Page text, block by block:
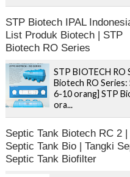
STP Biotech IPAL
List Produk Biotech | STP
Biotech RO Series
STP BIOTECH RO
Biotech RO
6-10 orang] STP
ora...
Septic Tank Biotech RC 2 |
Septic Tank Bio | Tangki
Septic Tank Biofilter